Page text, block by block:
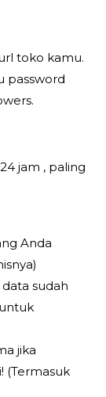
toko kamu.
password
jam , paling
Anda
sudah
jika
(Termasuk